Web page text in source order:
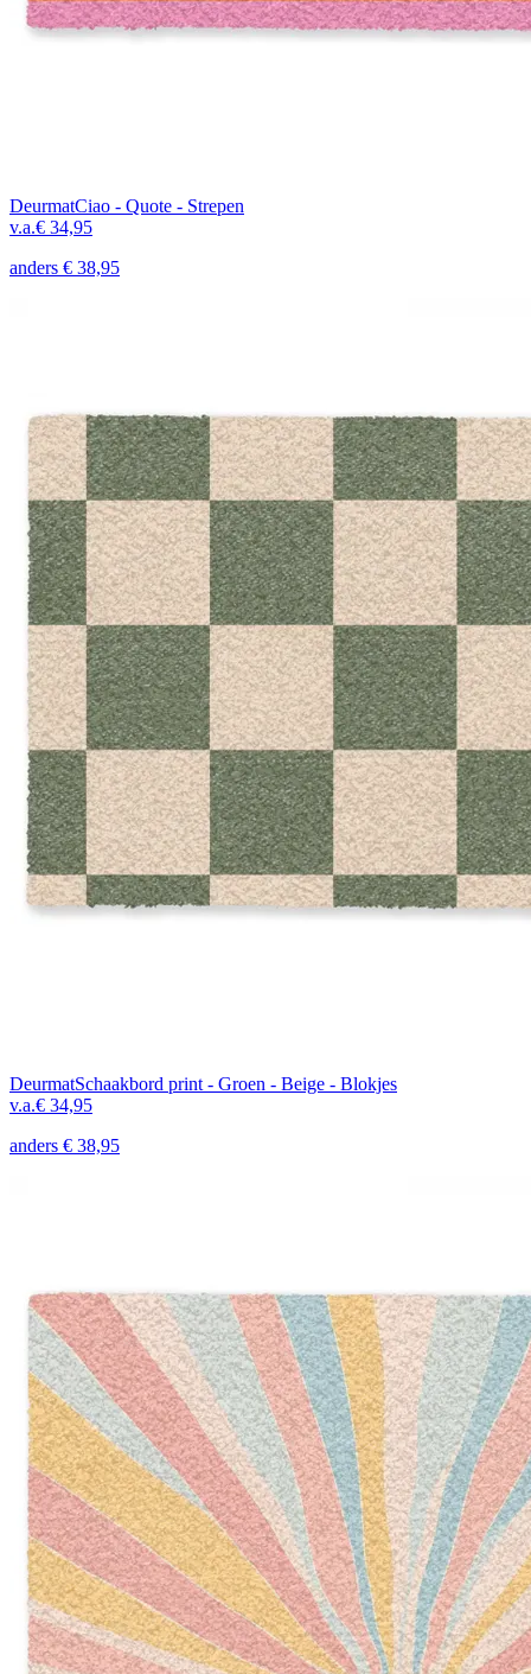
DeurmatCiao - Quote - Strepen
v.a.€ 34,95
anders € 38,95
DeurmatSchaakbord print - Groen - Beige - Blokjes
v.a.€ 34,95
anders € 38,95